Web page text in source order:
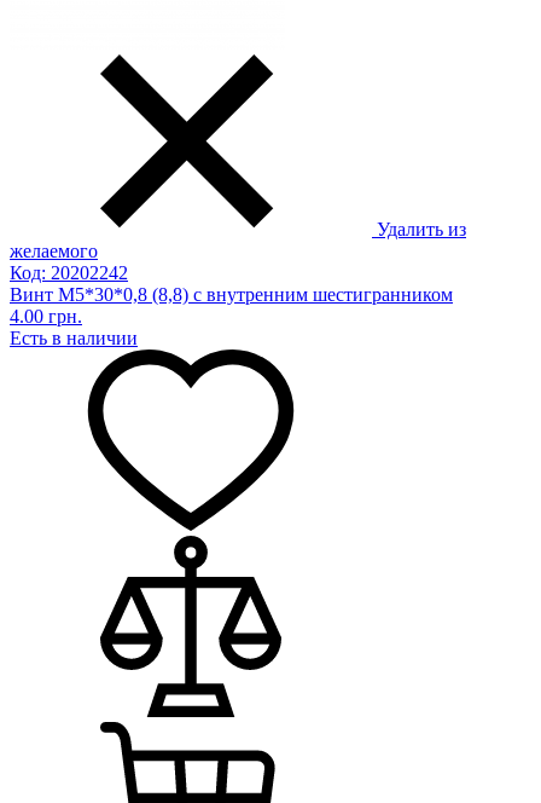
Удалить из
желаемого
Код: 20202242
Винт М5*30*0,8 (8,8) с внутренним шестигранником
4.00 грн.
Есть в наличии